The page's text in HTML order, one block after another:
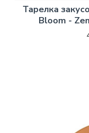
Тарелка
Bloom -